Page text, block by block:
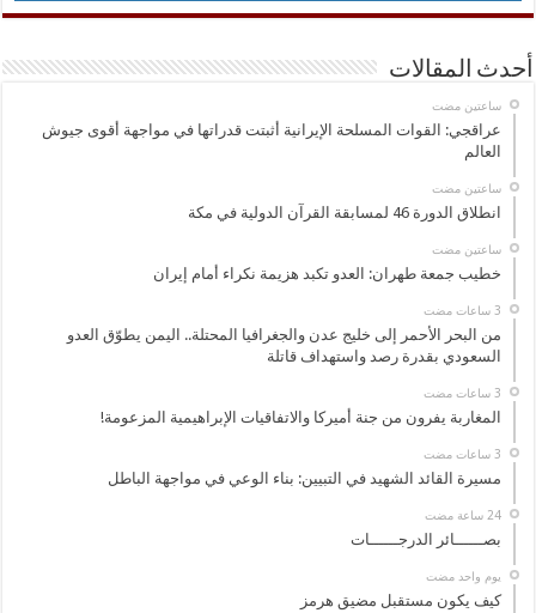
أحدث المقالات
‏ساعتين مضت
عراقجي: القوات المسلحة الإيرانية أثبتت قدراتها في مواجهة أقوى جيوش
العالم
‏ساعتين مضت
انطلاق الدورة 46 لمسابقة القرآن الدولية في مكة
‏ساعتين مضت
خطيب جمعة طهران: العدو تكبد هزيمة نكراء أمام إيران
من البحر الأحمر إلى خليج عدن والجغرافيا المحتلة.. اليمن يطوّق العدو
السعودي بقدرة رصد واستهداف قاتلة
المغاربة يفرون من جنة أميركا والاتفاقيات الإبراهيمية المزعومة!
مسيرة القائد الشهيد في التبيين: بناء الوعي في مواجهة الباطل
‏24 ساعة مضت
بصــــــائر الدرجــــــات
‏يوم واحد مضت
كيف يكون مستقبل مضيق هرمز